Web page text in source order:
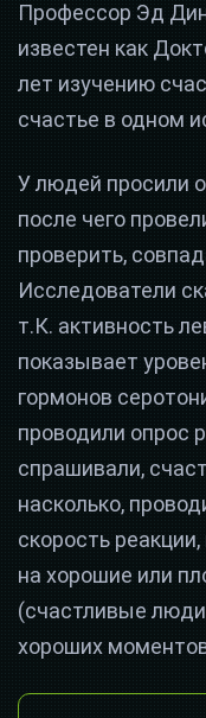
Профессор Эд
известен как
лет изучению
счастье в одном
У людей просили
после чего
проверить,
Исследователи
т.К. активность
показывает
гормонов
проводили опрос
спрашивали,
насколько,
скорость
на хорошие или
(счастливые
хороших